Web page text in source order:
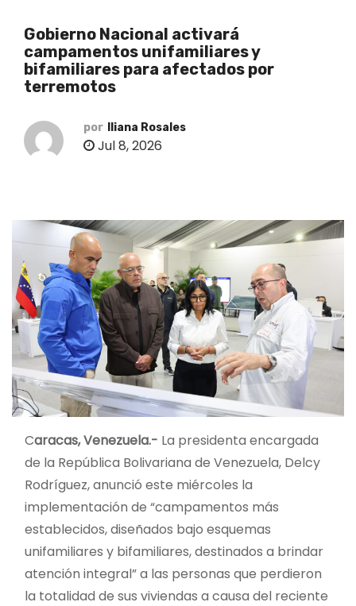
Gobierno Nacional activará
campamentos unifamiliares y
bifamiliares para afectados por
terremotos
por Iliana Rosales
Jul 8, 2026
Caracas, Venezuela.- La presidenta encargada
de la República Bolivariana de Venezuela, Delcy
Rodríguez, anunció este miércoles la
implementación de “campamentos más
establecidos, diseñados bajo esquemas
unifamiliares y bifamiliares, destinados a brindar
atención integral” a las personas que perdieron
la totalidad de sus viviendas a causa del reciente